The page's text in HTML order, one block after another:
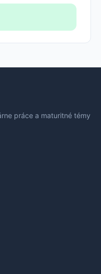
práce a maturitné témy